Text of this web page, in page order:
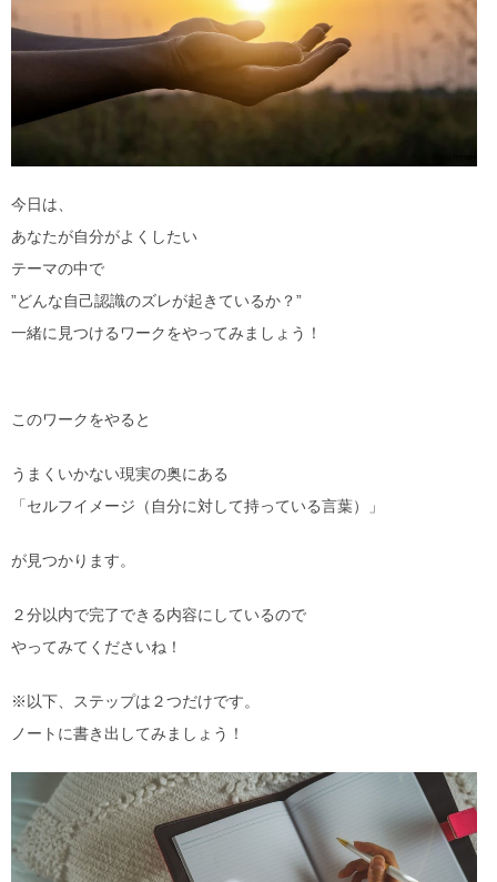
今日は、
あなたが自分がよくしたい
テーマの中で
”どんな自己認識のズレが起きているか？”
一緒に見つけるワークをやってみましょう！
このワークをやると
うまくいかない現実の奥にある
「セルフイメージ（自分に対して持っている言葉）」
が見つかります。
２分以内で完了できる内容にしているので
やってみてくださいね！
※以下、ステップは２つだけです。
ノートに書き出してみましょう！